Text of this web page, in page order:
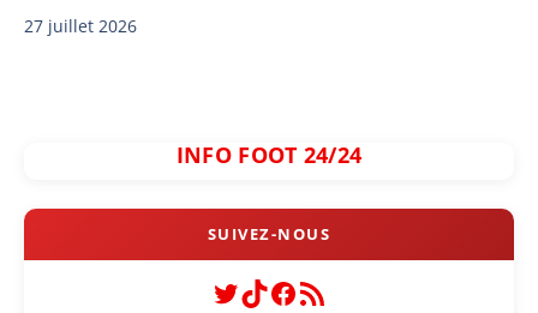
27 juillet 2026
INFO FOOT 24/24
Twitter
TikTok
Facebook
Flux RSS